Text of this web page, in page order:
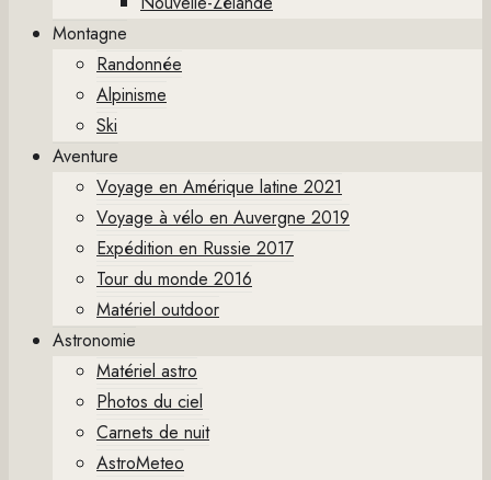
Montagne
Randonnée
Alpinisme
Ski
Aventure
Voyage en Amérique latine 2021
Voyage à vélo en Auvergne 2019
Expédition en Russie 2017
Tour du monde 2016
Matériel outdoor
Astronomie
Matériel astro
Photos du ciel
Carnets de nuit
AstroMeteo